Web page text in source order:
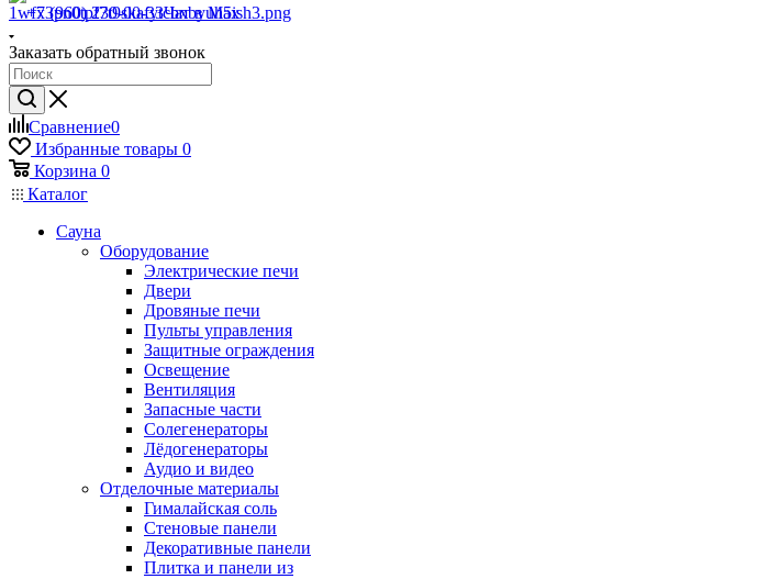
+7 (960) 230-00-33Чат в Max
Заказать обратный звонок
Сравнение0
Избранные товары 0
Корзина 0
Каталог
Сауна
Оборудование
Электрические печи
Двери
Дровяные печи
Пульты управления
Защитные ограждения
Освещение
Вентиляция
Запасные части
Солегенераторы
Лёдогенераторы
Аудио и видео
Отделочные материалы
Гималайская соль
Стеновые панели
Декоративные панели
Плитка и панели из